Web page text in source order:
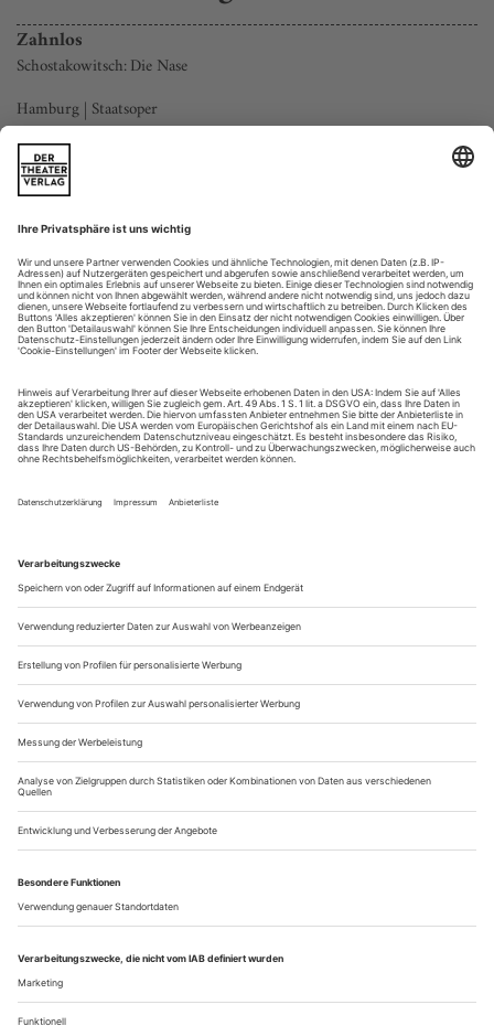
Zahnlos
Schostakowitsch: Die Nase
Hamburg | Staatsoper
Die Tonart verheißt nichts Gutes. As-Moll, das erinnert
weniger an Frühsommerduft als vielmehr an Trübsal, Tristesse
und Tragik. Eben die herrscht nun hörbar auch im karg
möblierten Schlafzimmer des Kollegienassessors Kowaljow:
Schluchzende Glissandi der Posaunen, Violinen, Oboen und
Klarinetten dominieren dieses Adagio, ja selbst die Harfe
seufzt, und das ist ja...
Oha!
Dvořák: Rusalka
Wien | Theater an der Wien
Theater an der Wien findet sich «Undine geht», Ingeborg
kämpferische Erzählung von der Not eines unbehausten
Geschöpfs. Worte als Ausdruck tiefer Traurigkeit: «Ich habe
keine Kinder von euch, weil ich keine Fragen gekannt habe,
keine Forderung, keine Vorsicht,...
Jecken im Glück
Der 200. Geburtstag bescherte Jacques Offenbach eine Reihe neuer
Publikationen. Wirklich neue Erkenntnisse bietet kaum eine
Zwar ist 2019 noch nicht vorbei. Doch müsste ein Wunder
geschehen, um dieses Offenbach-Jahr noch zu drehen. Sein
Ertrag ist – überschaubar: einige Neuproduktionen, doch
Auseinandersetzungen mit Unbekanntem («Barkouf», der im
Oktober in Köln Premiere hatte, war schon 2018 in Straßburg
Das kalauernde Motto...